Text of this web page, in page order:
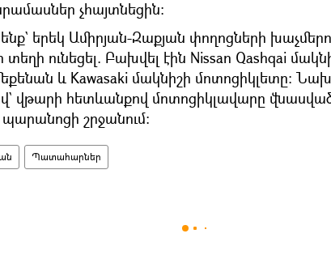
չհայտնեցին։
երեկ Ամիրյան-Զաքյան փողոցների
ունեցել. Բախվել էին Nissan Qashqai
և Kawasaki մակնիշի մոտոցիկլետը։
վթարի հետևանքով մոտոցիկլավարը
շրջանում։
Պատահարներ